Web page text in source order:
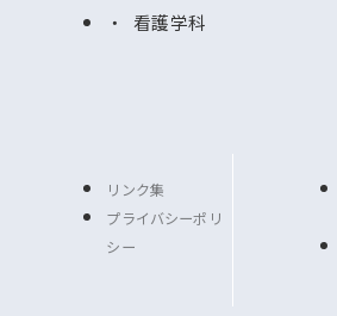
看護学科
リンク集
プライバシーポリ
シー